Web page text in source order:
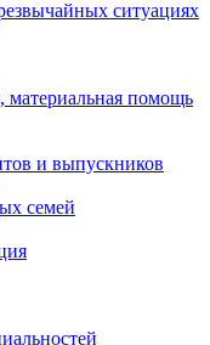
ситуациях
помощь
и выпускников
семей